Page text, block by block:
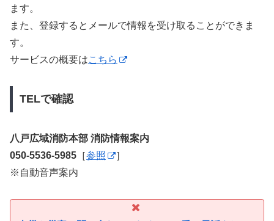
ます。
また、登録するとメールで情報を受け取ることができま
す。
サービスの概要はこちら
TELで確認
八戸広域消防本部 消防情報案内
050-5536-5985 ［参照
］
※自動音声案内